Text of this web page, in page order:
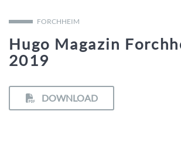
FORCHHEIM
Hugo Magazin
2019
DOWNLOAD